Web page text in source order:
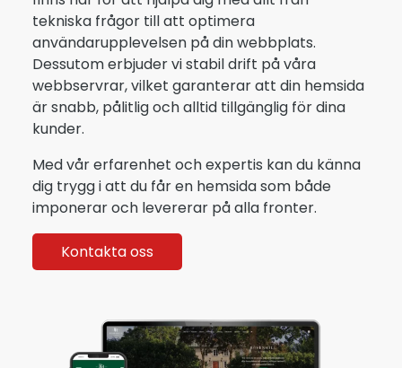
tekniska frågor till att optimera
användarupplevelsen på din webbplats.
Dessutom erbjuder vi stabil drift på våra
webbservrar, vilket garanterar att din hemsida
är snabb, pålitlig och alltid tillgänglig för dina
kunder.
Med vår erfarenhet och expertis kan du känna
dig trygg i att du får en hemsida som både
imponerar och levererar på alla fronter.
Kontakta oss